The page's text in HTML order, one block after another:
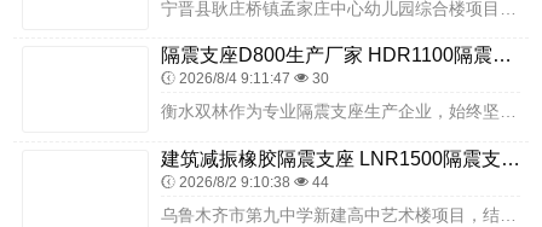
隔震支座D800生产厂家 HDR1100隔震支座源头工厂 阻尼隔震橡胶支座厂家电话
2026/8/4 9:11:47 30
衡水双林作为专业隔震支座生产企业，始终坚持质量优先，构建全流程质量管控体系。原材料环节，严格甄选高弹性、耐老化专用橡胶与高强度结构钢，所有原料均经力学性能、环保...
建筑减振橡胶隔震支座 LNR1500隔震支座什么价格 橡胶隔振支座生产厂家
2026/8/2 9:10:38 44